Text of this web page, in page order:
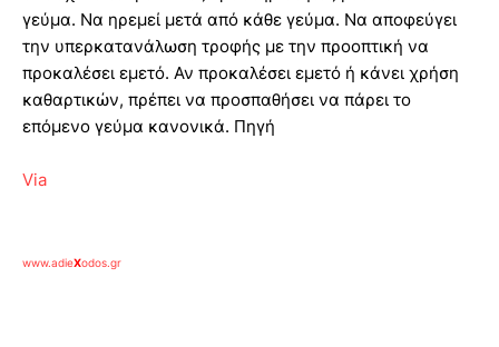
γεύμα. Να ηρεμεί μετά από κάθε γεύμα. Να αποφεύγει
την υπερκατανάλωση τροφής με την προοπτική να
προκαλέσει εμετό. Αν προκαλέσει εμετό ή κάνει χρήση
καθαρτικών, πρέπει να προσπαθήσει να πάρει το
επόμενο γεύμα κανονικά. Πηγή
Via
www.adieXodos.gr